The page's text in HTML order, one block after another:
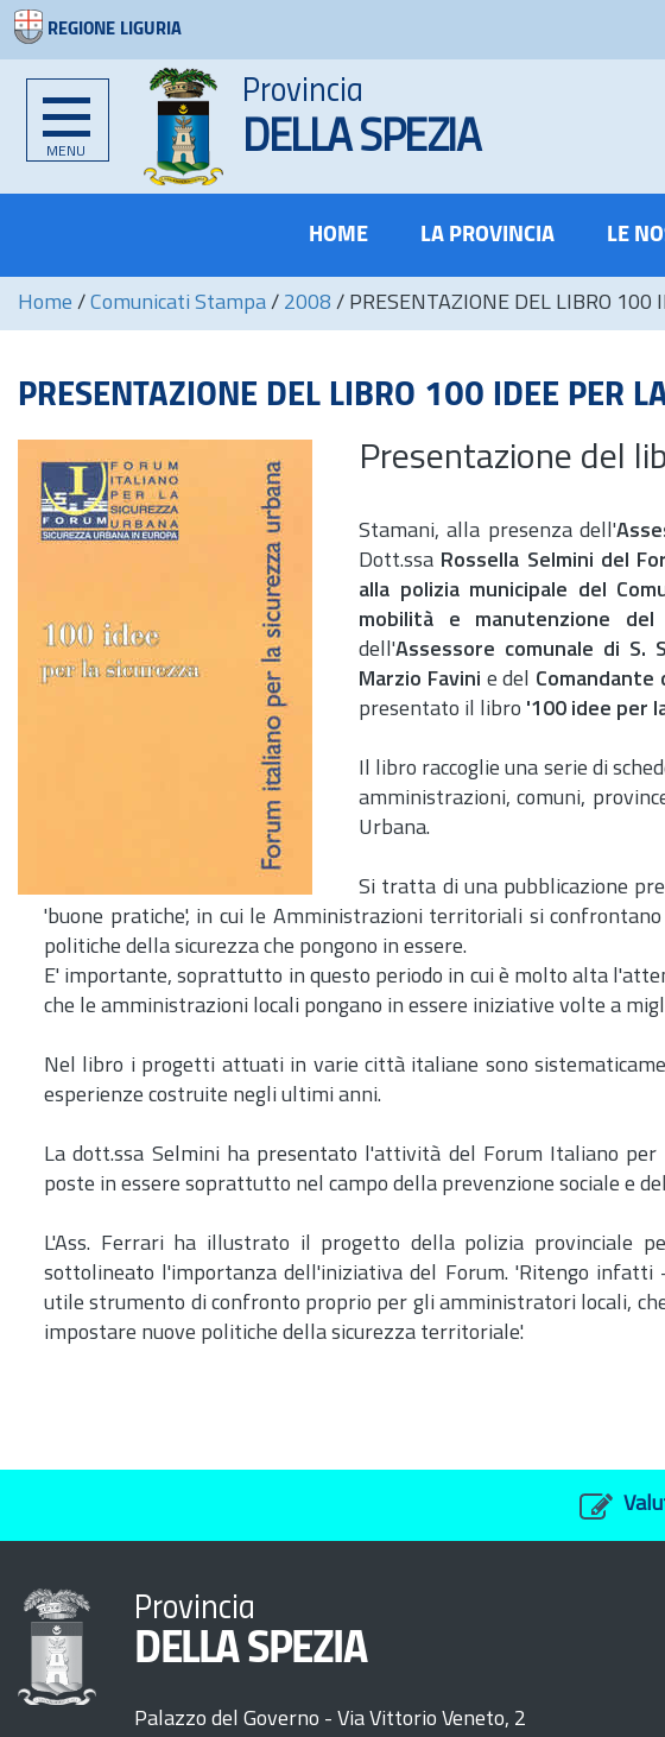
REGIONE LIGURIA
MENU
Provincia
DELLA SPEZIA
HOME LA PROVINCIA LE
Home / Comunicati Stampa / 2008 / PRESENTAZIONE DEL LIBRO 100
PRESENTAZIONE DEL LIBRO 100 IDEE PER
Presentazione del
Stamani, alla presenza dell'
Dott.ssa Rossella Selmini del
alla polizia municipale del
mobilità e manutenzione
dell'Assessore comunale di S.
Marzio Favini e del Comandante
presentato il libro '100 idee per
Il libro raccoglie una serie di
amministrazioni, comuni,
Urbana.
Si tratta di una pubblicazione
'buone pratiche', in cui le Amministrazioni territoriali si
politiche della sicurezza che pongono in essere.
E' importante, soprattutto in questo periodo in cui è molto alta
che le amministrazioni locali pongano in essere iniziative volte a
Nel libro i progetti attuati in varie città italiane sono
esperienze costruite negli ultimi anni.
La dott.ssa Selmini ha presentato l'attività del Forum Italiano
poste in essere soprattutto nel campo della prevenzione sociale e
L'Ass. Ferrari ha illustrato il progetto della polizia provinciale
sottolineato l'importanza dell'iniziativa del Forum. 'Ritengo infatti
utile strumento di confronto proprio per gli amministratori locali,
impostare nuove politiche della sicurezza territoriale'.
Provincia
DELLA SPEZIA
Palazzo del Governo - Via Vittorio Veneto, 2